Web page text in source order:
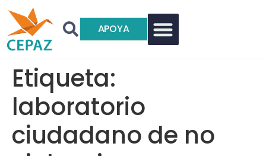
APOYA
Etiqueta:
laboratorio
ciudadano de no